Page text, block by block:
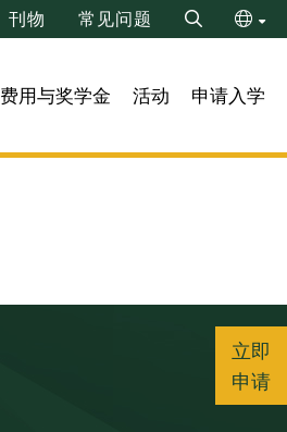
刊物 常见问题
Search
繁
费用与奖学金 活动 申请入学
立即
申请